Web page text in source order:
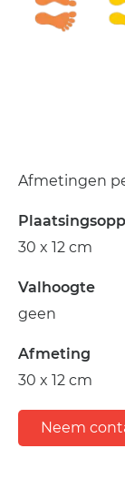
Afmetingen
30 x 12 cm
Valhoogte
geen
Afmeting
30 x 12 cm
Neem